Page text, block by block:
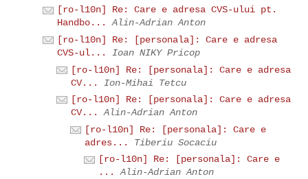
[ro-l10n] Re: Care e adresa CVS-ului pt.
Handbo...
Alin-Adrian Anton
[ro-l10n] Re: [personala]: Care e adresa
CVS-ul...
Ioan NIKY Pricop
[ro-l10n] Re: [personala]: Care e adresa
CV...
Ion-Mihai Tetcu
[ro-l10n] Re: [personala]: Care e adresa
CV...
Alin-Adrian Anton
[ro-l10n] Re: [personala]: Care e
adres...
Tiberiu Socaciu
[ro-l10n] Re: [personala]: Care e
...
Alin-Adrian Anton